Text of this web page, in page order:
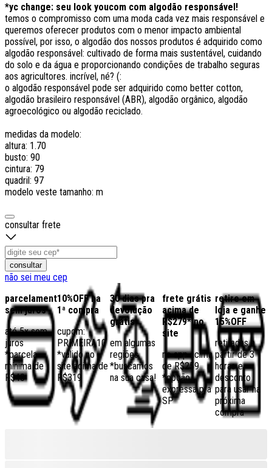
*yc change: seu look youcom com algodão responsável!
temos o compromisso com uma moda cada vez mais responsável e
queremos oferecer produtos com o menor impacto ambiental
possível, por isso, o algodão dos nossos produtos é adquirido como
algodão responsável: cultivado de forma mais sustentável, cuidando
do solo e da água e proporcionando condições de trabalho seguras
aos agricultores. incrível, né? (:
o algodão responsável pode ser adquirido como better cotton,
algodão brasileiro responsável (ABR), algodão orgânico, algodão
agroecológico ou algodão reciclado.
medidas da modelo:
altura: 1.70
busto: 90
cintura: 79
quadril: 97
modelo veste tamanho: m
consultar frete
consultar
não sei meu cep
parcelamento
sem juros
até 5x sem
juros
*parcela
mínima de
R$40
10%OFF na
1ª compra
cupom:
PRIMEIRA10
*válido no
site acima de
R$319
30 dias pra
devolução
grátis
em algumas
regiões,
*buscamos
na sua casa!
frete grátis
acima de
R$279* no
site
no app acima
de R$259
*opção
expressa pra
SP
retire em
loja e ganhe
15%OFF
retiradas a
partir de 3
horas e
desconto
para usar na
próxima
compra